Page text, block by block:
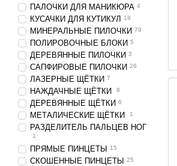
ПАЛОЧКИ ДЛЯ МАНИКЮРА 4
КУСАЧКИ ДЛЯ КУТИКУЛ 18
МИНЕРАЛЬНЫЕ ПИЛОЧКИ 79
ПОЛИРОВОЧНЫЕ БЛОКИ 5
ДЕРЕВЯННЫЕ ПИЛОЧКИ 3
САПФИРОВЫЕ ПИЛОЧКИ 26
ЛАЗЕРНЫЕ ЩËТКИ 7
НАЖДАЧНЫЕ ЩËТКИ 8
ДЕРЕВЯННЫЕ ЩËТКИ 6
МЕТАЛИЧЕСКИЕ ЩËТКИ 1
РАЗДЕЛИТЕЛЬ ПАЛЬЦЕВ НОГ
1
ПРЯМЫЕ ПИНЦЕТЫ 15
СКОШЕННЫЕ ПИНЦЕТЫ 25